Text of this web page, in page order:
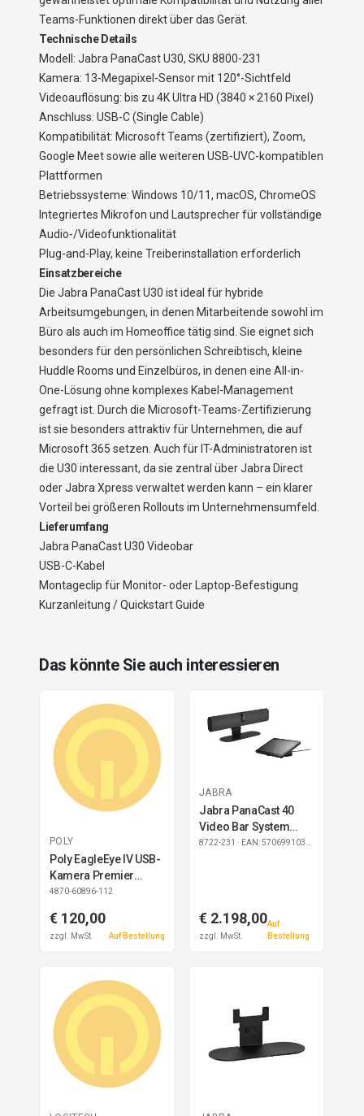
Teams-Funktionen direkt über das Gerät.
Technische Details
Modell: Jabra PanaCast U30, SKU 8800-231
Kamera: 13-Megapixel-Sensor mit 120°-Sichtfeld
Videoauflösung: bis zu 4K Ultra HD (3840 × 2160 Pixel)
Anschluss: USB-C (Single Cable)
Kompatibilität: Microsoft Teams (zertifiziert), Zoom,
Google Meet sowie alle weiteren USB-UVC-kompatiblen
Plattformen
Betriebssysteme: Windows 10/11, macOS, ChromeOS
Integriertes Mikrofon und Lautsprecher für vollständige
Audio-/Videofunktionalität
Plug-and-Play, keine Treiberinstallation erforderlich
Einsatzbereiche
Die Jabra PanaCast U30 ist ideal für hybride
Arbeitsumgebungen, in denen Mitarbeitende sowohl im
Büro als auch im Homeoffice tätig sind. Sie eignet sich
besonders für den persönlichen Schreibtisch, kleine
Huddle Rooms und Einzelbüros, in denen eine All-in-
One-Lösung ohne komplexes Kabel-Management
gefragt ist. Durch die Microsoft-Teams-Zertifizierung
ist sie besonders attraktiv für Unternehmen, die auf
Microsoft 365 setzen. Auch für IT-Administratoren ist
die U30 interessant, da sie zentral über Jabra Direct
oder Jabra Xpress verwaltet werden kann – ein klarer
Vorteil bei größeren Rollouts im Unternehmensumfeld.
Lieferumfang
Jabra PanaCast U30 Videobar
USB-C-Kabel
Montageclip für Monitor- oder Laptop-Befestigung
Kurzanleitung / Quickstart Guide
Das könnte Sie auch interessieren
POLY
Poly EagleEye IV USB-
Kamera Premier
Service 1 Jahr
4870-60896-112
€ 120,00
zzgl. MwSt. Auf Bestellung
JABRA
Jabra PanaCast 40
Video Bar System
Zoom Rooms
8722-231 · EAN: 5706991033724
€ 2.198,00
zzgl. MwSt.
Auf
Bestellung